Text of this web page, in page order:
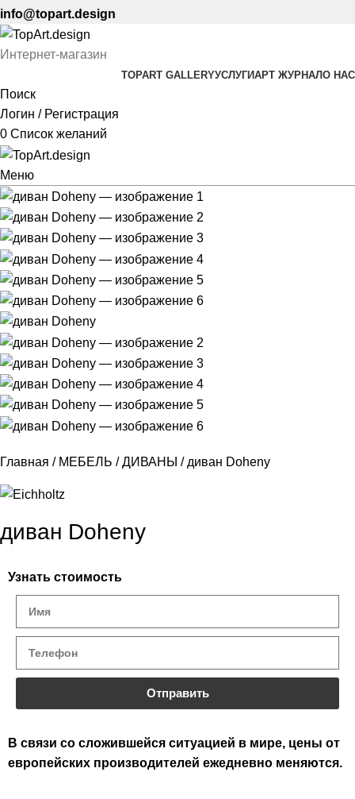
info@topart.design
Интернет-магазин
TOPART GALLERYУСЛУГИАРТ ЖУРНАЛО НАС
Поиск
Логин / Регистрация
0 Список желаний
Меню
Главная МЕБЕЛЬ ДИВАНЫ диван Doheny
диван Doheny
Узнать стоимость
Отправить
В связи со сложившейся ситуацией в мире, цены от
европейских производителей ежедневно меняются.